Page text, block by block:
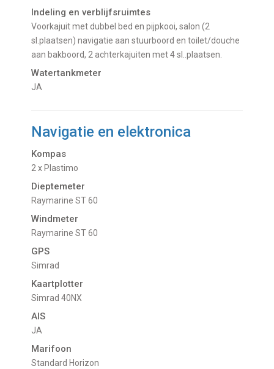
Indeling en verblijfsruimtes
Voorkajuit met dubbel bed en pijpkooi, salon (2
sl.plaatsen) navigatie aan stuurboord en toilet/douche
aan bakboord, 2 achterkajuiten met 4 sl..plaatsen.
Watertankmeter
JA
Navigatie en elektronica
Kompas
2 x Plastimo
Dieptemeter
Raymarine ST 60
Windmeter
Raymarine ST 60
GPS
Simrad
Kaartplotter
Simrad 40NX
AIS
JA
Marifoon
Standard Horizon